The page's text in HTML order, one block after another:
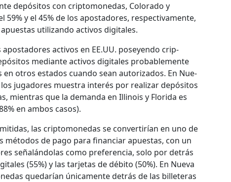
depósi­tos con crip­tomonedas, Col­orado y
59% y el 45% de los apos­ta­dores, respec­ti­va­mente,
uti­lizan­do activos dig­i­tales.
apos­ta­dores activos en EE.UU. poseyen­do crip­
medi­ante activos dig­i­tales prob­a­ble­mente
en otros esta­dos cuan­do sean autor­iza­dos. En Nue­
los jugadores mues­tra interés por realizar depósi­tos
mien­tras que la deman­da en Illi­nois y Flori­da es
en ambos casos).
las crip­tomonedas se con­ver­tirían en uno de
méto­dos de pago para finan­ciar apues­tas, con un
señalán­dolas como pref­er­en­cia, solo por detrás
(55%) y las tar­je­tas de débito (50%). En Nue­va
quedarían úni­ca­mente detrás de las bil­leteras